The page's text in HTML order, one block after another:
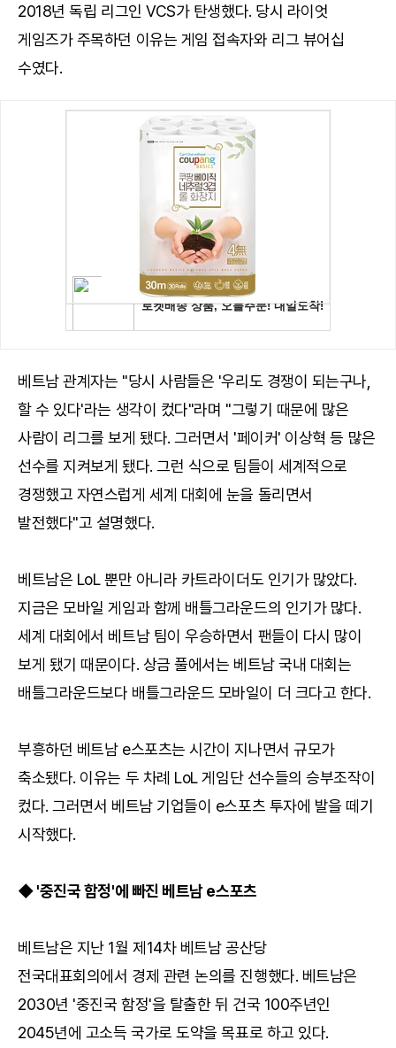
2018년 독립 리그인 VCS가 탄생했다. 당시 라이엇
게임즈가 주목하던 이유는 게임 접속자와 리그 뷰어십
수였다.
베트남 관계자는 "당시 사람들은 '우리도 경쟁이 되는구나,
할 수 있다'라는 생각이 컸다"라며 "그렇기 때문에 많은
사람이 리그를 보게 됐다. 그러면서 '페이커' 이상혁 등 많은
선수를 지켜보게 됐다. 그런 식으로 팀들이 세계적으로
경쟁했고 자연스럽게 세계 대회에 눈을 돌리면서
발전했다"고 설명했다.
베트남은 LoL 뿐만 아니라 카트라이더도 인기가 많았다.
지금은 모바일 게임과 함께 배틀그라운드의 인기가 많다.
세계 대회에서 베트남 팀이 우승하면서 팬들이 다시 많이
보게 됐기 때문이다. 상금 풀에서는 베트남 국내 대회는
배틀그라운드보다 배틀그라운드 모바일이 더 크다고 한다.
부흥하던 베트남 e스포츠는 시간이 지나면서 규모가
축소됐다. 이유는 두 차례 LoL 게임단 선수들의 승부조작이
컸다. 그러면서 베트남 기업들이 e스포츠 투자에 발을 떼기
시작했다.
◆ '중진국 함정'에 빠진 베트남 e스포츠
베트남은 지난 1월 제14차 베트남 공산당
전국대표회의에서 경제 관련 논의를 진행했다. 베트남은
2030년 '중진국 함정'을 탈출한 뒤 건국 100주년인
2045년에 고소득 국가로 도약을 목표로 하고 있다.